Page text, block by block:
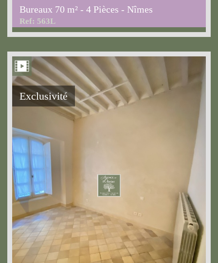
Bureaux 70 m² - 4 Pièces - Nîmes
Ref: 563L
Exclusivité